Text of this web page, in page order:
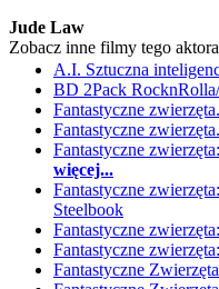
Jude Law
Zobacz inne filmy tego
A.I. Sztuczna
BD 2Pack
Fantastyczne
Fantastyczne
Fantastyczne
więcej...
Fantastyczne
Steelbook
Fantastyczne
Fantastyczne
Fantastyczne